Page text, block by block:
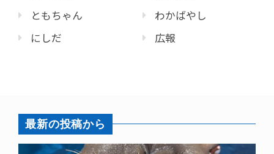
ともちゃん
にしだ
わかばやし
広報
最新の投稿から